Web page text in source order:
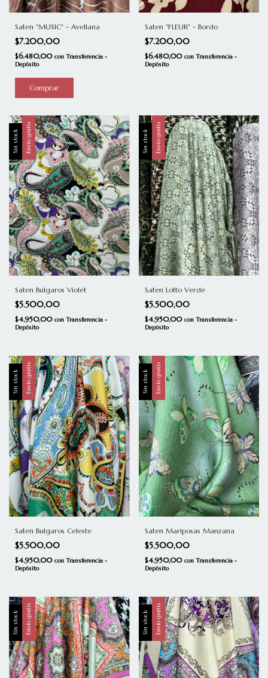
Saten "MUSIC" - Avellana
$7.200,00
$6.480,00 con Transferencia -
Depósito
Saten "FLEUR" - Bordo
$7.200,00
$6.480,00 con Transferencia -
Depósito
Sin stock Envío gratis
Saten Bulgaros Violet
$5.500,00
$4.950,00 con Transferencia -
Depósito
Sin stock Envío gratis
Saten Lotto Verde
$5.500,00
$4.950,00 con Transferencia -
Depósito
Sin stock Envío gratis
Saten Bulgaros Celeste
$5.500,00
$4.950,00 con Transferencia -
Depósito
Sin stock Envío gratis
Saten Mariposas Manzana
$5.500,00
$4.950,00 con Transferencia -
Depósito
Sin stock Envío gratis Sin stock Envío gratis